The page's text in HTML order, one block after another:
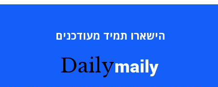
הישארו תמיד מעודכנים
Dailymaily